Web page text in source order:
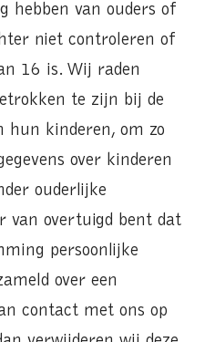
hebben van ouders of
niet controleren of
16 is. Wij raden
te zijn bij de
hun kinderen, om zo
over kinderen
ouderlijke
van overtuigd bent dat
persoonlijke
over een
contact met ons op